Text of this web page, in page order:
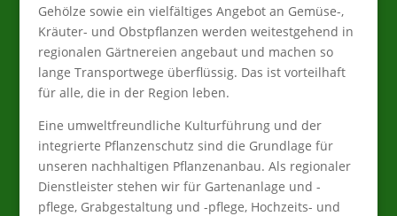
Gehölze sowie ein vielfältiges Angebot an Gemüse-,
Kräuter- und Obstpflanzen werden weitestgehend in
regionalen Gärtnereien angebaut und machen so
lange Transportwege überflüssig. Das ist vorteilhaft
für alle, die in der Region leben.
Eine umweltfreundliche Kulturführung und der
integrierte Pflanzenschutz sind die Grundlage für
unseren nachhaltigen Pflanzenanbau. Als regionaler
Dienstleister stehen wir für Gartenanlage und -
pflege, Grabgestaltung und -pflege, Hochzeits- und